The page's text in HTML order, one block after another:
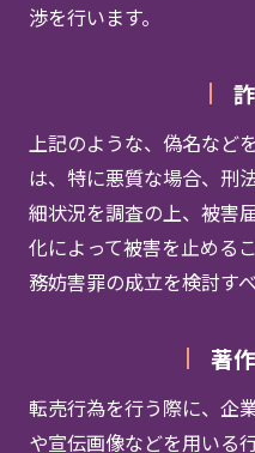
渉を行います。
上記のような、偽名など
は、特に悪質な場合、刑
細状況を調査の上、被害
化によって被害を止める
務妨害罪の成立を検討す
著
転売行為を行う際に、企
や宣伝画像などを用いる